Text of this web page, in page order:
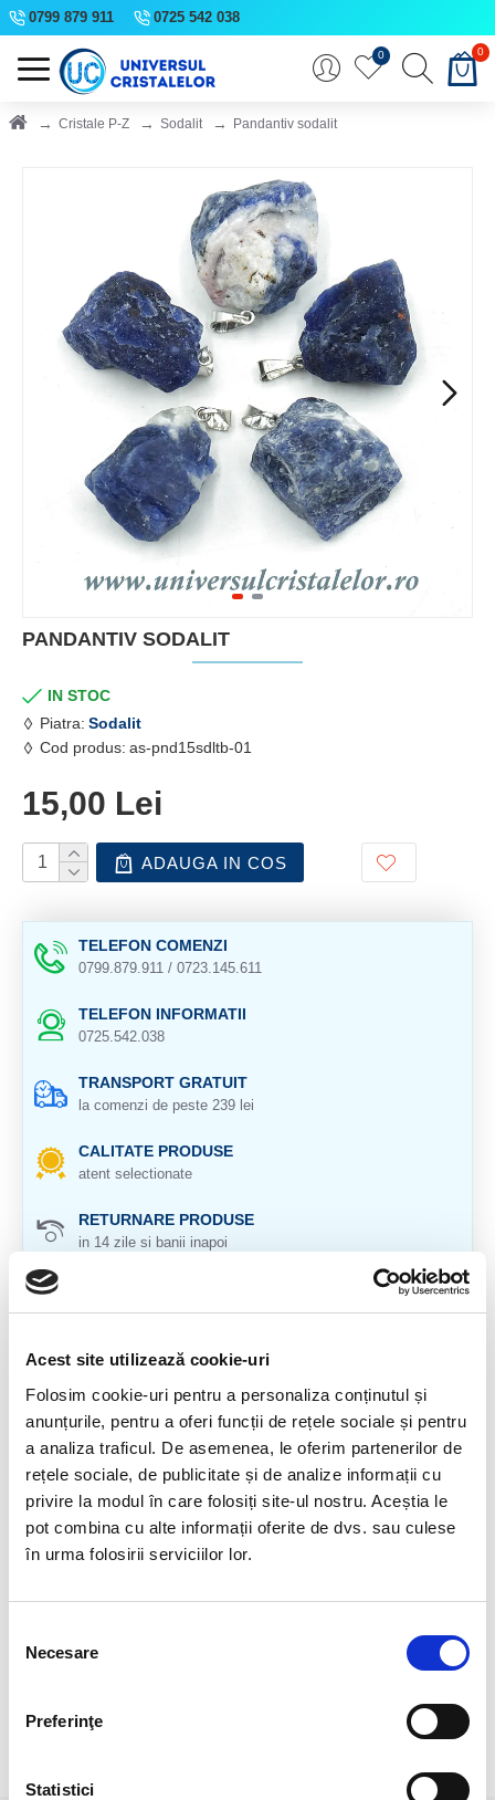
Acest site utilizează cookie-uri
Folosim cookie-uri pentru a personaliza conținutul și
anunțurile, pentru a oferi funcții de rețele sociale și pentru
a analiza traficul. De asemenea, le oferim partenerilor de
rețele sociale, de publicitate și de analize informații cu
privire la modul în care folosiți site-ul nostru. Aceștia le
pot combina cu alte informații oferite de dvs. sau culese
în urma folosirii serviciilor lor.
consimțământului
Necesare
Preferinţe
Statistici
0799 879 911 0725 542 038
0 0
Cristale P-Z Sodalit Pandantiv sodalit
PANDANTIV SODALIT
IN STOC
Piatra: Sodalit
Cod produs: as-pnd15sdltb-01
15,00 Lei
ADAUGA IN COS
TELEFON COMENZI
0799.879.911 / 0723.145.611
TELEFON INFORMATII
0725.542.038
TRANSPORT GRATUIT
la comenzi de peste 239 lei
CALITATE PRODUSE
atent selectionate
RETURNARE PRODUSE
in 14 zile si banii inapoi
pentru toate produsele
DESCRIERE PRODUS
Pandantiv de sodalit brut.
Cristal natural 100 %.
Pretul se refera la 1 bucata asemanatoare cu cele 5 din
Pozele sunt realizate cu aparat profesionist sub lumina alba.
monitor).Pozele sunt realizate cu aparat profesionist sub